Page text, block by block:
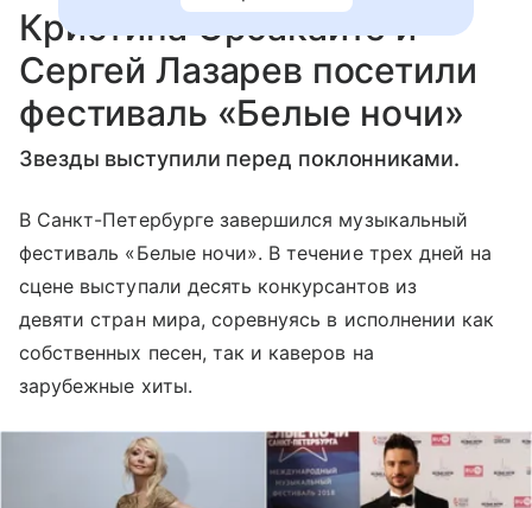
Кристина Орбакайте и
Сергей Лазарев посетили
фестиваль «Белые ночи»
Звезды выступили перед поклонниками.
В Санкт-Петербурге завершился музыкальный
фестиваль «Белые ночи». В течение трех дней на
сцене выступали десять конкурсантов из
девяти стран мира, соревнуясь в исполнении как
собственных песен, так и каверов на
зарубежные хиты.